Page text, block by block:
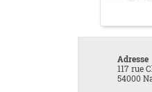
Adresse
117 rue
54000